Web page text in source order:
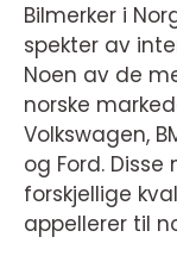
Bilmerker i
spekter av
Noen av de
norske
Volkswagen,
og Ford.
forskjellige
appellerer til